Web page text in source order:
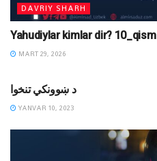
DAVRIY SHARH
Yahudiylar kimlar dir? 10_qism
MART 29, 2026
د ښوونکي تنخوا
YANVAR 10, 2023